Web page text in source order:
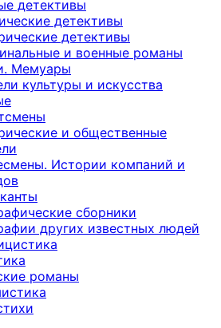
детективы
детективы
детективы
и военные романы
Мемуары
культуры и искусства
и общественные
Истории компаний и
сборники
других известных людей
романы